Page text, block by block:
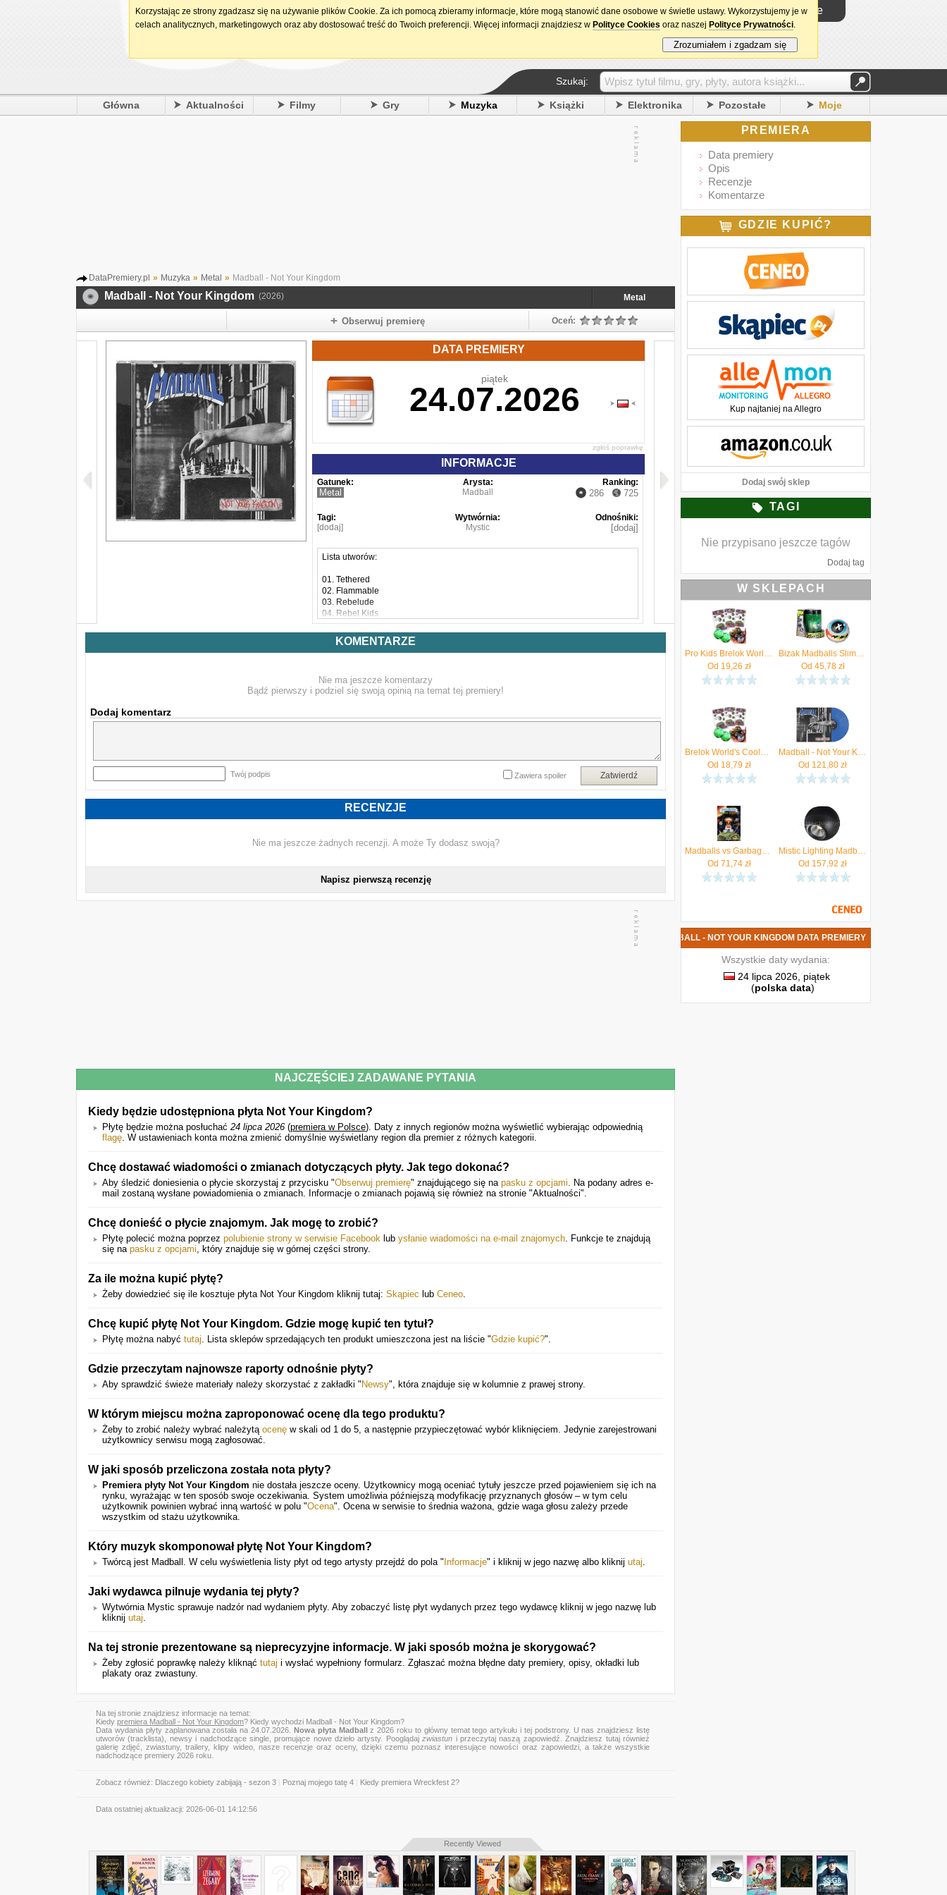
15. urodziny DataPremiery.pl Logowanie
Szukaj:
Główna Aktualności Filmy Gry Muzyka Książki Elektronika Pozostałe Moje
DataPremiery.pl » Muzyka » Metal » Madball - Not Your Kingdom
Madball - Not Your Kingdom (2026) Metal
Obserwuj premierę Oceń:
DATA PREMIERY
piątek
24.07.2026
zgłoś poprawkę
INFORMACJE
Gatunek:
Metal
Arysta:
Madball
Ranking:
286 725
Tagi:
[dodaj]
Wytwórnia:
Mystic
Odnośniki:
[dodaj]
Lista utworów:
01. Tethered
02. Flammable
03. Rebelude
04. Rebel Kids
05. Don't MisStep
06. What Say You
07. Stab Wounds
10. Family First
11. Clockwork
KOMENTARZE
Nie ma jeszcze komentarzy
Bądź pierwszy i podziel się swoją opinią na temat tej premiery!
Dodaj komentarz
Twój podpis Zatwierdź
Zawiera spoiler
RECENZJE
Nie ma jeszcze żadnych recenzji. A może Ty dodasz swoją?
Napisz pierwszą recenzję
NAJCZĘŚCIEJ ZADAWANE PYTANIA
Kiedy będzie udostępniona płyta Not Your Kingdom?
Płytę będzie można posłuchać 24 lipca 2026 (premiera w Polsce). Daty z innych regionów można wyświetlić wybierając odpowiednią
flagę. W ustawieniach konta można zmienić domyślnie wyświetlany region dla premier z różnych kategorii.
Chcę dostawać wiadomości o zmianach dotyczących płyty. Jak tego dokonać?
Aby śledzić doniesienia o płycie skorzystaj z przycisku "Obserwuj premierę" znajdującego się na pasku z opcjami. Na podany adres e-
mail zostaną wysłane powiadomienia o zmianach. Informacje o zmianach pojawią się również na stronie "Aktualności".
Chcę donieść o płycie znajomym. Jak mogę to zrobić?
Płytę polecić można poprzez polubienie strony w serwisie Facebook lub ysłanie wiadomości na e-mail znajomych. Funkcje te znajdują
się na pasku z opcjami, który znajduje się w górnej części strony.
Za ile można kupić płytę?
Żeby dowiedzieć się ile kosztuje płyta Not Your Kingdom kliknij tutaj: Skąpiec lub Ceneo.
Chcę kupić płytę Not Your Kingdom. Gdzie mogę kupić ten tytuł?
Płytę można nabyć tutaj. Lista sklepów sprzedających ten produkt umieszczona jest na liście "Gdzie kupić?".
Gdzie przeczytam najnowsze raporty odnośnie płyty?
Aby sprawdzić świeże materiały należy skorzystać z zakładki " Newsy", która znajduje się w kolumnie z prawej strony.
W którym miejscu można zaproponować ocenę dla tego produktu?
Żeby to zrobić należy wybrać należytą ocenę w skali od 1 do 5, a następnie przypieczętować wybór kliknięciem. Jedynie zarejestrowani
użytkownicy serwisu mogą zagłosować.
W jaki sposób przeliczona została nota płyty?
Premiera płyty Not Your Kingdom nie dostała jeszcze oceny. Użytkownicy mogą oceniać tytuły jeszcze przed pojawieniem się ich na
rynku, wyrażając w ten sposób swoje oczekiwania. System umożliwia późniejszą modyfikację przyznanych głosów – w tym celu
użytkownik powinien wybrać inną wartość w polu "Ocena". Ocena w serwisie to średnia ważona, gdzie waga głosu zależy przede
wszystkim od stażu użytkownika.
Który muzyk skomponował płytę Not Your Kingdom?
Twórcą jest Madball. W celu wyświetlenia listy płyt od tego artysty przejdź do pola " Informacje" i kliknij w jego nazwę albo kliknij utaj.
Jaki wydawca pilnuje wydania tej płyty?
Wytwórnia Mystic sprawuje nadzór nad wydaniem płyty. Aby zobaczyć listę płyt wydanych przez tego wydawcę kliknij w jego nazwę lub
kliknij utaj.
Na tej stronie prezentowane są nieprecyzyjne informacje. W jaki sposób można je skorygować?
Żeby zgłosić poprawkę należy kliknąć tutaj i wysłać wypełniony formularz. Zgłaszać można błędne daty premiery, opisy, okładki lub
plakaty oraz zwiastuny.
Na tej stronie znajdziesz informacje na temat:
Kiedy premiera Madball - Not Your Kingdom? Kiedy wychodzi Madball - Not Your Kingdom?
Data wydania płyty zaplanowana została na 24.07.2026. Nowa płyta Madballz 2026 roku to główny temat tego artykułu i tej podstrony. U nas znajdziesz listę
utworów (tracklista), newsy i nadchodzące single, promujące nowe dzieło artysty. Pooglądajzwiastun i przeczytaj naszą zapowiedź. Znajdziesz tutaj również
galerię zdjęć, zwiastuny, trailery, klipy wideo, nasze recenzje oraz oceny, dzięki czemu poznasz interesujące nowości oraz zapowiedzi, a także wszystkie
nadchodzące premiery 2026 roku.
Zobacz również: Dlaczego kobiety zabijają - sezon 3 Poznaj mojego tatę 4 Kiedy premiera Wreckfest 2?
Data ostatniej aktualizacji: 2026-06-01 14:12:56
PREMIERA
Data premiery
Opis
Recenzje
Komentarze
GDZIE KUPIĆ?
Kup najtaniej na Allegro
Dodaj swój sklep
TAGI
Nie przypisano jeszcze tagów
Dodaj tag
W SKLEPACH
Pro Kids Brelok World'S Coolest Madball
Od 19,26 zł
Bizak Madballs Slime Lab Potworne Głowy Ze Szlamem I Brzydkimi Akcesoriami Takimi Jak Larwy 64432951
Od 45,78zł
Brelok World's Coolest Madball 1776615405
Od 18,79 zł
Madball - Not Your Kingdom (Blue) (Winyl)
Od 121,80 zł
Madballs vs Garbage Pail Kids: Time Again, Slime Again - Sholly Fisch [KSIĄŻKA]
Od 71,74zł
Mistic Lighting Madball Plafon Mstc 05411171 Mstc05411171
Od 157,92 zł
NOWA PŁYTA MADBALL - NOT YOUR KINGDOM DATA PREMIERY
Wszystkie daty wydania:
24 lipca 2026, piątek
(polska data)
Recently Viewed
Korzystając ze strony zgadzasz się na używanie plików Cookie. Za ich pomocą zbieramy informacje, które mogą stanowić dane osobowe w świetle ustawy. Wykorzystujemy je w
celach analitycznych, marketingowych oraz aby dostosować treść do Twoich preferencji. Więcej informacji znajdziesz w Polityce Cookies oraz naszej Polityce Prywatności.
Zrozumiałem i zgadzam się